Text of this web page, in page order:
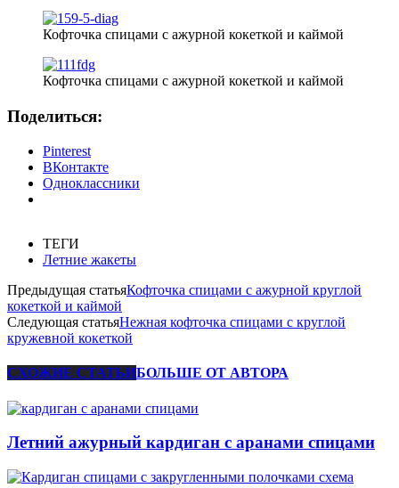
Кофточка спицами с ажурной кокеткой и каймой
Кофточка спицами с ажурной кокеткой и каймой
Поделиться:
Pinterest
ВКонтакте
Одноклассники
ТЕГИ
Летние жакеты
Предыдущая статьяКофточка спицами с ажурной круглой
кокеткой и каймой
Следующая статьяНежная кофточка спицами с круглой
кружевной кокеткой
СХОЖИЕ СТАТЬИБОЛЬШЕ ОТ АВТОРА
Летний ажурный кардиган с аранами спицами